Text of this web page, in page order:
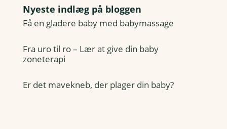
Nyeste indlæg på bloggen
Få en gladere baby med babymassage
Fra uro til ro – Lær at give din baby
zoneterapi
Er det mavekneb, der plager din baby?